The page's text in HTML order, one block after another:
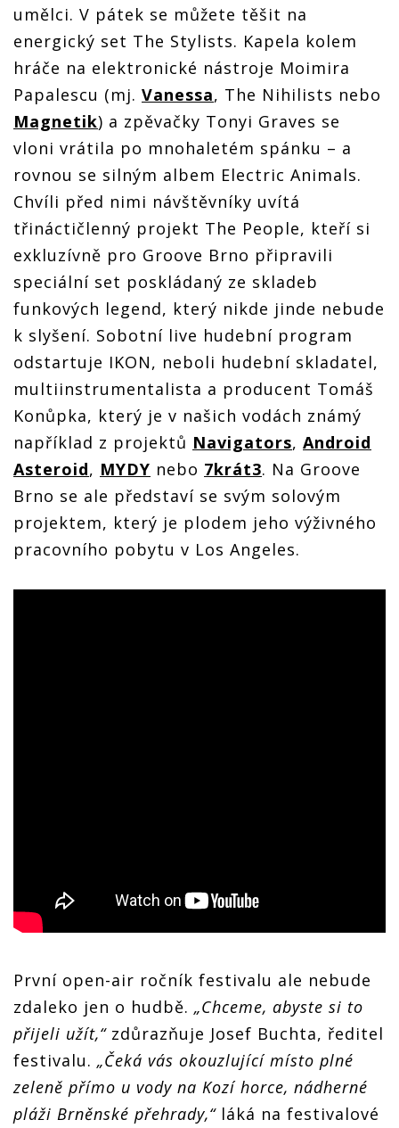
umělci. V pátek se můžete těšit na
energický set The Stylists. Kapela kolem
hráče na elektronické nástroje Moimira
Papalescu (mj. Vanessa, The Nihilists nebo
Magnetik) a zpěvačky Tonyi Graves se
vloni vrátila po mnohaletém spánku – a
rovnou se silným albem Electric Animals.
Chvíli před nimi návštěvníky uvítá
třináctičlenný projekt The People, kteří si
exkluzívně pro Groove Brno připravili
speciální set poskládaný ze skladeb
funkových legend, který nikde jinde nebude
k slyšení. Sobotní live hudební program
odstartuje IKON, neboli hudební skladatel,
multiinstrumentalista a producent Tomáš
Konůpka, který je v našich vodách známý
například z projektů Navigators, Android
Asteroid, MYDY nebo 7krát3. Na Groove
Brno se ale představí se svým solovým
projektem, který je plodem jeho výživného
pracovního pobytu v Los Angeles.
První open-air ročník festivalu ale nebude
zdaleko jen o hudbě. „Chceme, abyste si to
přijeli užít,“zdůrazňuje Josef Buchta, ředitel
festivalu. „Čeká vás okouzlující místo plné
zeleně přímo u vody na Kozí horce, nádherné
pláži Brněnské přehrady,“láká na festivalové